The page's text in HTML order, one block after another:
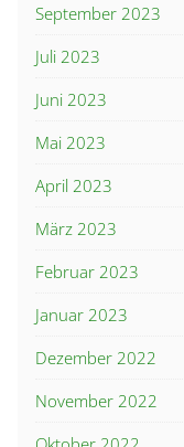
September 2023
Juli 2023
Juni 2023
Mai 2023
April 2023
März 2023
Februar 2023
Januar 2023
Dezember 2022
November 2022